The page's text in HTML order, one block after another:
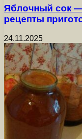
Яблочный сок
рецепты
24.11.2025